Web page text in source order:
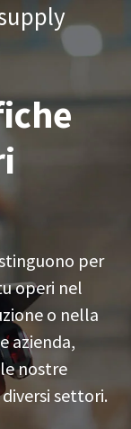
per
operi nel
o nella
azienda,
nostre
settori.